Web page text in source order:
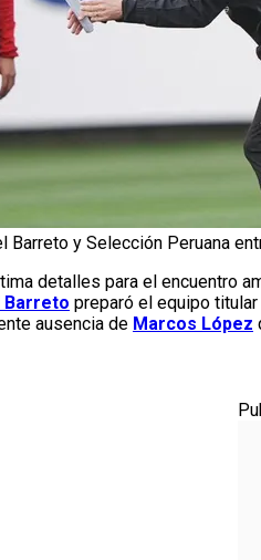
Barreto y Selección Peruana
detalles para el encuentro
Barreto preparó el equipo
ausencia de Marcos López